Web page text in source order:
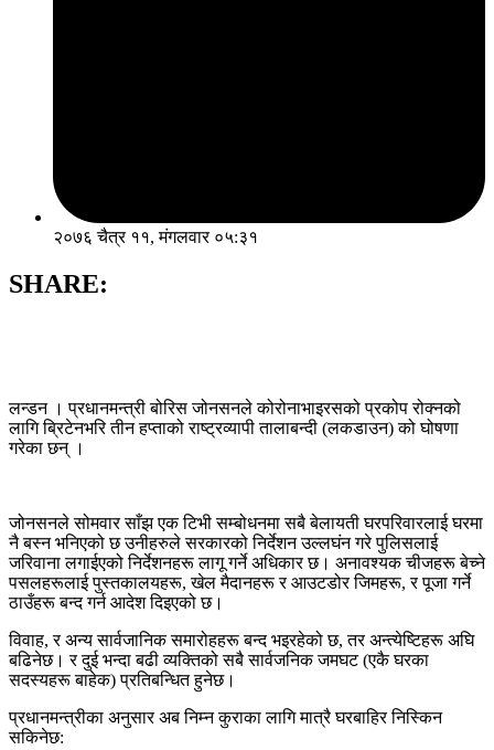
२०७६ चैत्र ११, मंगलवार ०५:३१
SHARE:
लन्‍डन । प्रधानमन्त्री बोरिस जोनसनले कोरोनाभाइरसको प्रकोप रोक्नको
लागि ब्रिटेनभरि तीन हप्ताको राष्ट्रव्यापी तालाबन्दी (लकडाउन) को घोषणा
गरेका छन् ।
जोनसनले सोमवार साँझ एक टिभी सम्बोधनमा सबै बेलायती घरपरिवारलाई घरमा
नै बस्न भनिएको छ उनीहरुले सरकारको निर्देशन उल्लघंन गरे पुलिसलाई
जरिवाना लगाईएको निर्देशनहरू लागू गर्ने अधिकार छ। अनावश्यक चीजहरू बेच्ने
पसलहरूलाई पुस्तकालयहरू, खेल मैदानहरू र आउटडोर जिमहरू, र पूजा गर्ने
ठाउँहरू बन्द गर्न आदेश दिइएको छ।
विवाह, र अन्य सार्वजानिक समारोहहरू बन्द भइरहेको छ, तर अन्त्येष्टिहरू अघि
बढिनेछ। र दुई भन्दा बढी व्यक्तिको सबै सार्वजनिक जमघट (एकै घरका
सदस्यहरू बाहेक) प्रतिबन्धित हुनेछ।
प्रधानमन्त्रीका अनुसार अब निम्न कुराका लागि मात्रै घरबाहिर निस्किन
सकिनेछ: